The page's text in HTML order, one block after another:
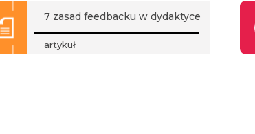
7 zasad feedbacku w dydaktyce
artykuł